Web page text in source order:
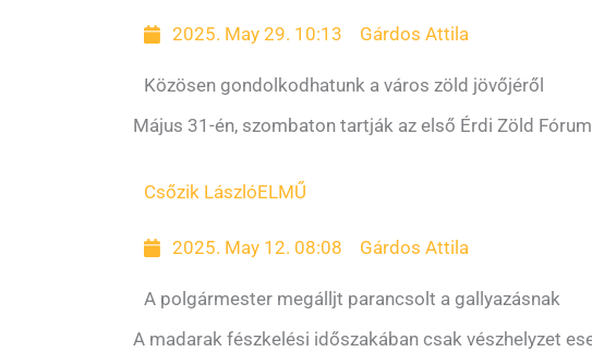
2025. May 29. 10:13 Gárdos Attila
Közösen gondolkodhatunk a város zöld jövőjéről
Május 31-én, szombaton tartják az első Érdi Zöld
Csőzik LászlóELMŰ
2025. May 12. 08:08 Gárdos Attila
A polgármester megálljt parancsolt a gallyazásnak
A madarak fészkelési időszakában csak vészhelyzet